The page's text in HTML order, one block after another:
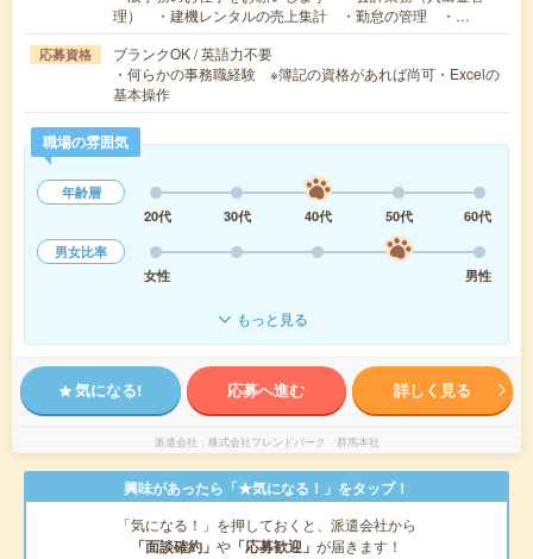
理） ・建機レンタルの売上集計 ・勤怠の管理 ・…
応募資格
ブランクOK / 英語力不要
・何らかの事務職経験 ※簿記の資格があれば尚可・Excelの
基本操作
職場の雰囲気
年齢層
20代
30代 40代 50代
60代
男女比率
女性
男性
もっと見る
気になる! 応募へ進む 詳しく見る
派遣会社 株式会社フレンドパーク 群馬本社
興味があったら「★気になる！」をタップ！
「気になる！」を押しておくと、派遣会社から
「面談確約」 や 「応募歓迎」 が届きます！